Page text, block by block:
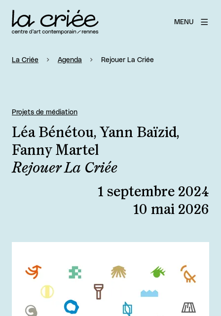
MENU
La Criée Agenda Rejouer La Criée
Rejouer La Criée
Léa Bénétou, Yann Baïzid,
Fanny Martel
1 septembre 2024
10 mai 2026
Projets de médiation